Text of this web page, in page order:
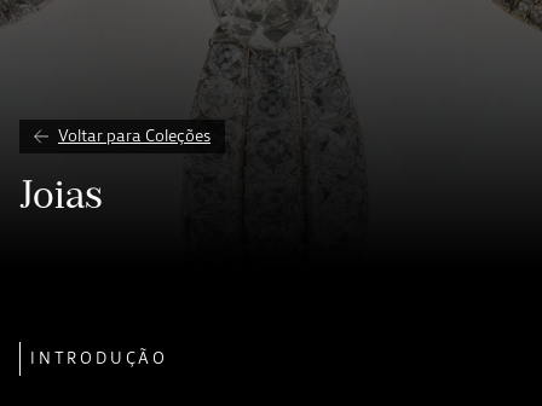
Voltar para Coleções
Joias
INTRODUÇÃO